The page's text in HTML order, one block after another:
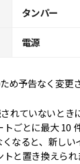
タンパー
電源
め予告なく変更
れていないとき
ごとに最大 10
なると、新しい
と置き換えられ